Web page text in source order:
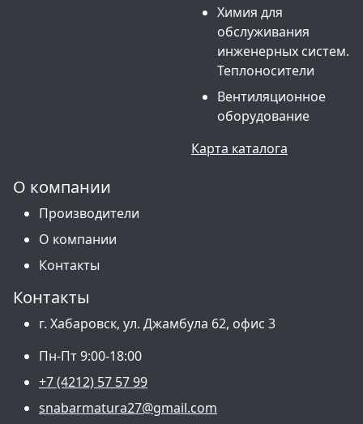
Химия для
обслуживания
инженерных систем.
Теплоносители
Вентиляционное
оборудование
Карта каталога
О компании
Производители
О компании
Контакты
Контакты
г. Хабаровск, ул. Джамбула 62, офис 3
Пн-Пт 9:00-18:00
+7 (4212) 57 57 99
snabarmatura27@gmail.com